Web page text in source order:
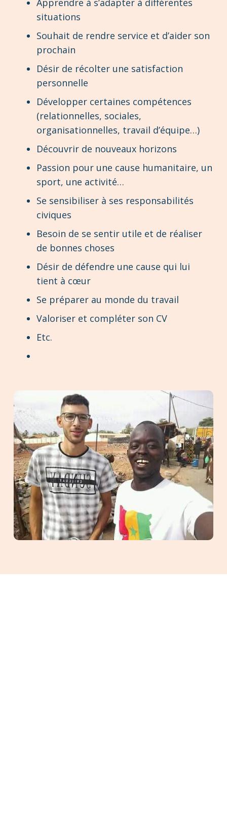
situations
Souhait de rendre service et d’aider son
prochain
Désir de récolter une satisfaction
personnelle
Développer certaines compétences
(relationnelles, sociales,
organisationnelles, travail d’équipe…)
Découvrir de nouveaux horizons
Passion pour une cause humanitaire, un
sport, une activité…
Se sensibiliser à ses responsabilités
civiques
Besoin de se sentir utile et de réaliser
de bonnes choses
Désir de défendre une cause qui lui
tient à cœur
Se préparer au monde du travail
Valoriser et compléter son CV
Etc.